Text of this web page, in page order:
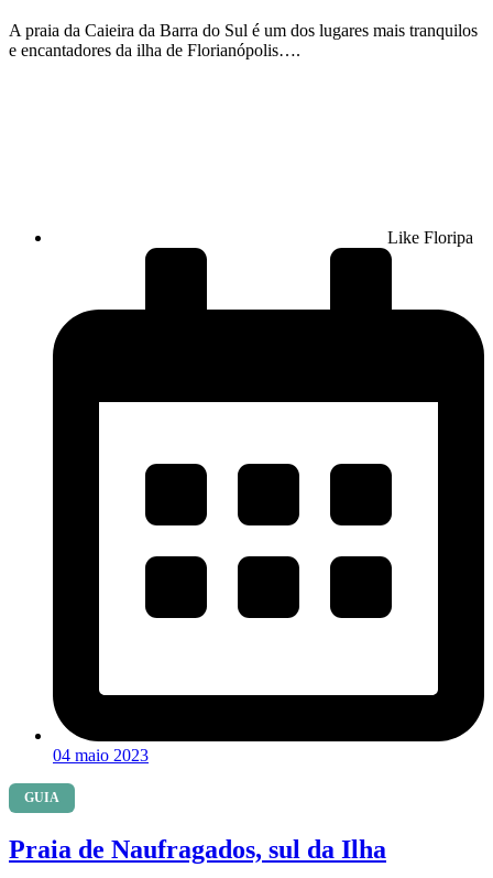
A praia da Caieira da Barra do Sul é um dos lugares mais tranquilos
e encantadores da ilha de Florianópolis….
Like Floripa
04 maio 2023
GUIA
Praia de Naufragados, sul da Ilha